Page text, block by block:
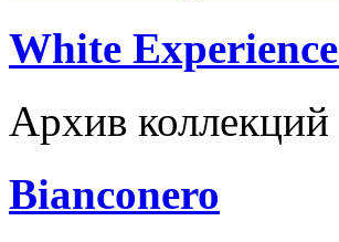
White
Архив коллекций
Bianconero